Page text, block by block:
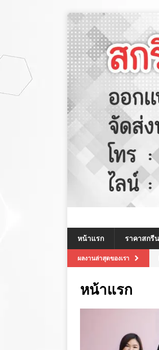
หน้าแรก ราคาสกรี
ผลงานล่าสุดของเรา
หน้าแรก